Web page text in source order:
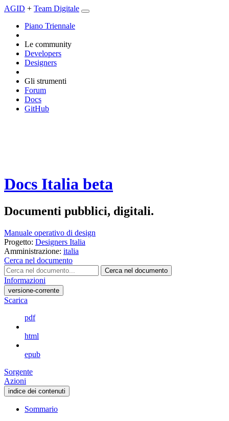
AGID + Team Digitale
Piano Triennale
Le community
Developers
Designers
Gli strumenti
Forum
Docs
GitHub
Docs Italia beta
Documenti pubblici, digitali.
Manuale operativo di design
Progetto: Designers Italia
Amministrazione: italia
Cerca nel documento
Cerca nel documento
Informazioni
versione-corrente
Scarica
pdf
html
epub
Sorgente
Azioni
indice dei contenuti
Sommario